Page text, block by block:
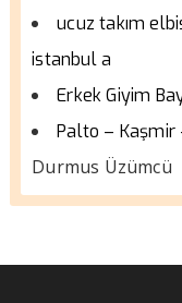
ucuz takım
istanbul a
Erkek Giyim
Palto – Kaşmir
Durmus Üzümcü